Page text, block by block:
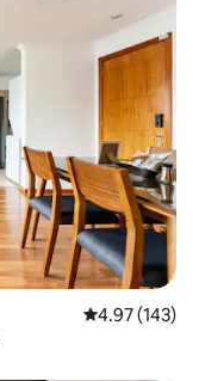
평점 4.97점(5
4.97 (143)